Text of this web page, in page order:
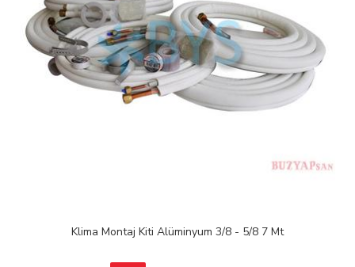
Klima Montaj Kiti Alüminyum 3/8 - 5/8 7 Mt